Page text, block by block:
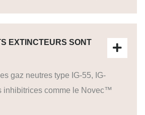
EXTINCTEURS SONT
gaz neutres type IG-55, IG-
inhibitrices comme le Novec™